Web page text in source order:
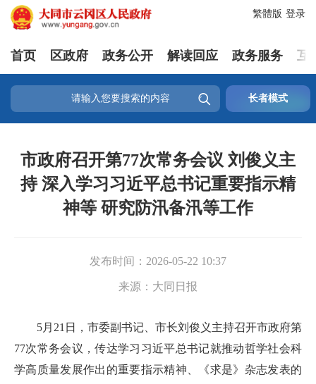
登录
繁體版
首页 区政府 政务公开 解读回应 政务服务 互
 长者模式
市政府召开第77次常务会议 刘俊义主
持 深入学习习近平总书记重要指示精
神等 研究防汛备汛等工作
发布时间： 2026-05-22 10:37
来源： 大同日报
5月21日，市委副书记、市长刘俊义主持召开市政府第
77次常务会议，传达学习习近平总书记就推动哲学社会科
学高质量发展作出的重要指示精神、《求是》杂志发表的